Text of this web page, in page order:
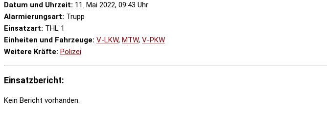
Datum und Uhrzeit: 11. Mai 2022, 09:43 Uhr
Alarmierungsart: Trupp
Einsatzart: THL 1
Einheiten und Fahrzeuge: V-LKW, MTW, V-PKW
Weitere Kräfte: Polizei
Einsatzbericht:
Kein Bericht vorhanden.